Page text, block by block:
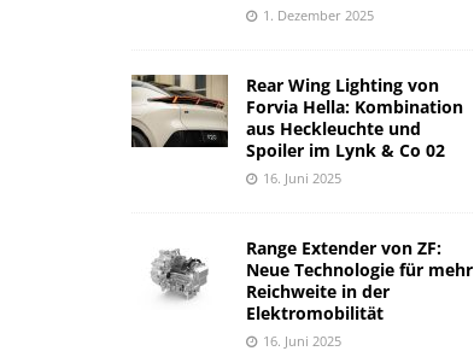
1. Dezember 2025
Rear Wing Lighting von
Forvia Hella: Kombination
aus Heckleuchte und
Spoiler im Lynk & Co 02
16. Juni 2025
Range Extender von ZF:
Neue Technologie für mehr
Reichweite in der
Elektromobilität
16. Juni 2025